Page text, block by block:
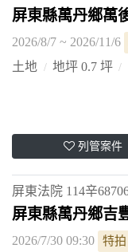
屏東縣萬丹鄉萬
2026/8/7 ~ 2026/11/6
土地 地坪 0.7 坪
列管案件
屏東法院 114辛
屏東縣萬丹鄉吉
2026/7/30 09:30 特拍